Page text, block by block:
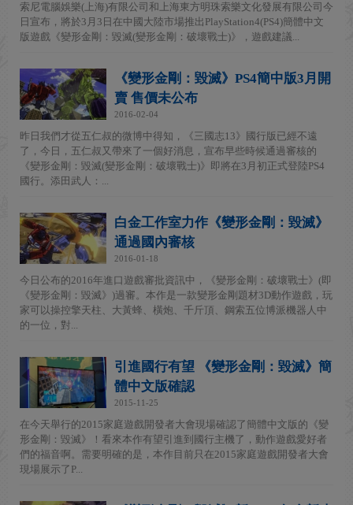
索尼電腦娛樂(上海)有限公司和上海東方明珠索樂文化發展有限公司今
日宣布，將於3月3日在中國大陸市場推出PlayStation4(PS4)簡體中文
版遊戲《變形金剛：毀滅(變形金剛：破壞戰士)》，遊戲建議...
《變形金剛：毀滅》PS4簡中版3月開
賣 售價未公布
2016-02-04
昨日我們才從五仁叔的微博中得知，《三國志13》國行版已經不遠
了，今日，五仁叔又帶來了一個好消息，宣布早些時候通過審核的
《變形金剛：毀滅(變形金剛：破壞戰士)》即將在3月初正式登陸PS4
國行。添田武人：...
白金工作室力作《變形金剛：毀滅》
通過國內審核
2016-01-18
今日公布的2016年進口遊戲審批資訊中，《變形金剛：破壞戰士》(即
《變形金剛：毀滅》)過審。本作是一款變形金剛題材3D動作遊戲，玩
家可以操控擎天柱、大黃蜂、橫炮、千斤頂、鋼索五位博派機器人中
的一位，對...
引進國行有望 《變形金剛：毀滅》簡
體中文版確認
2015-11-25
在今天舉行的2015家庭遊戲開發者大會現場確認了簡體中文版的《變
形金剛：毀滅》！看來本作有望引進到國行主機了，動作遊戲愛好者
們的福音啊。需要明確的是，本作目前只在2015家庭遊戲開發者大會
現場展示了P...